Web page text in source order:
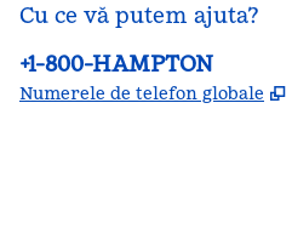
Cu ce vă putem ajuta?
Telefon:
+1-800-HAMPTON
Numerele de telefon globale ,